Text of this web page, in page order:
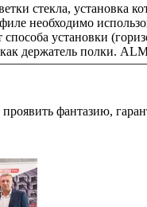
стекла, установка
необходимо
способа установки
держатель полки.
проявить фантазию,